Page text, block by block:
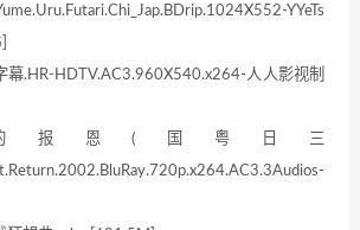
YYeTs
.HR-HDTV.AC3.960X540.x264-人人影视制
报恩(国粤日三